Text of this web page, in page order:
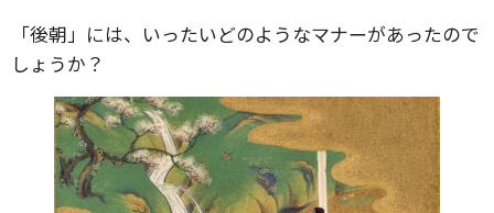
「後朝」には、いったいどのようなマナーがあったので
しょうか？